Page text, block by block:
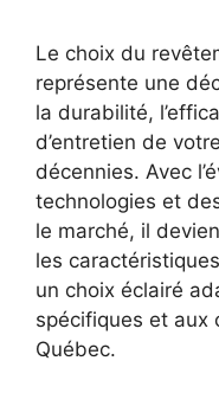
Le choix du
représente une
la durabilité,
d’entretien de
décennies. Avec
technologies et
le marché, il
les
un choix éclairé
spécifiques et aux
Québec.